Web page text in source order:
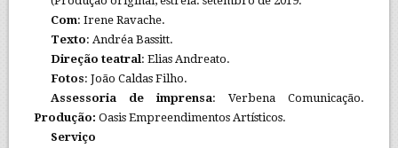
Com: Irene Ravache.
Texto: Andréa Bassitt.
Direção teatral : Elias Andreato.
Fotos: João Caldas Filho.
Assessoria de imprensa: Verbena Comunicação.
Produção: Oasis Empreendimentos Artísticos.
Serviço